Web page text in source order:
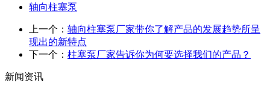
轴向柱塞泵
上一个： 轴向柱塞泵厂家带你了解产品的发展趋势所呈
现出的新特点
下一个： 柱塞泵厂家告诉你为何要选择我们的产品？
新闻资讯